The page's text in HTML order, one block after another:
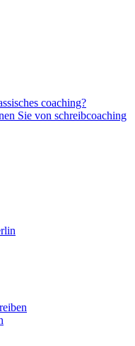
coaching?
Sie von schreibcoaching